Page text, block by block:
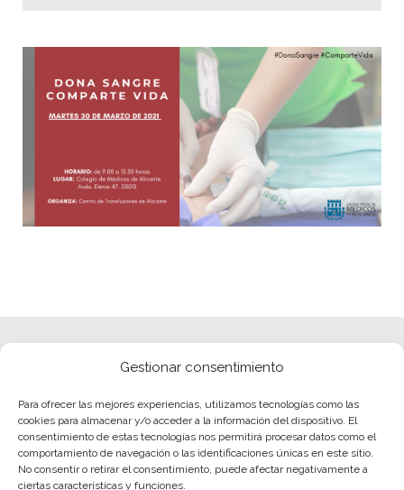
Gestionar consentimiento
Para ofrecer las mejores experiencias, utilizamos tecnologías como las
cookies para almacenar y/o acceder a la información del dispositivo. El
consentimiento de estas tecnologías nos permitirá procesar datos como el
comportamiento de navegación o las identificaciones únicas en este sitio.
No consentir o retirar el consentimiento, puede afectar negativamente a
ciertas características y funciones.